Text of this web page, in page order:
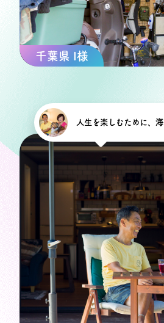
千葉県 I様
人生を楽しむために、